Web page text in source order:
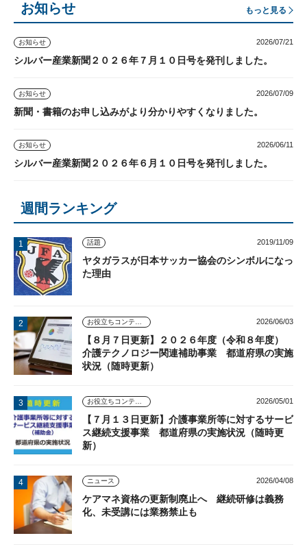
お知らせ もっと見る
お知らせ 2026/07/21
シルバー産業新聞２０２６年７月１０日号を発刊しました。
お知らせ 2026/07/09
新聞・書籍のお申し込みがより分かりやすくなりました。
お知らせ 2026/06/11
シルバー産業新聞２０２６年６月１０日号を発刊しました。
週間ランキング
話題 2019/11/09
ヤタガラスが日本サッカー協会のシンボルになっ
た理由
お役立ちコンテンツ 2026/06/03
【８月７日更新】２０２６年度（令和８年度）
介護テクノロジー関連補助事業 都道府県の実施
状況（随時更新）
お役立ちコンテンツ 2026/05/01
【７月１３日更新】介護事業所等に対するサービ
ス継続支援事業 都道府県の実施状況（随時更
新）
ニュース 2026/04/08
ケアマネ資格の更新制廃止へ 継続研修は義務
化、未受講には業務禁止も